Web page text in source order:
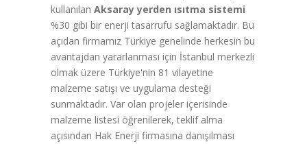
kullanılan Aksaray yerden ısıtma sistemi
%30 gibi bir enerji tasarrufu sağlamaktadır. Bu
açıdan firmamız Türkiye genelinde herkesin bu
avantajdan yararlanması için İstanbul merkezli
olmak üzere Türkiye'nin 81 vilayetine
malzeme satışı ve uygulama desteği
sunmaktadır. Var olan projeler içerisinde
malzeme listesi öğrenilerek, teklif alma
açısından Hak Enerji firmasına danışılması